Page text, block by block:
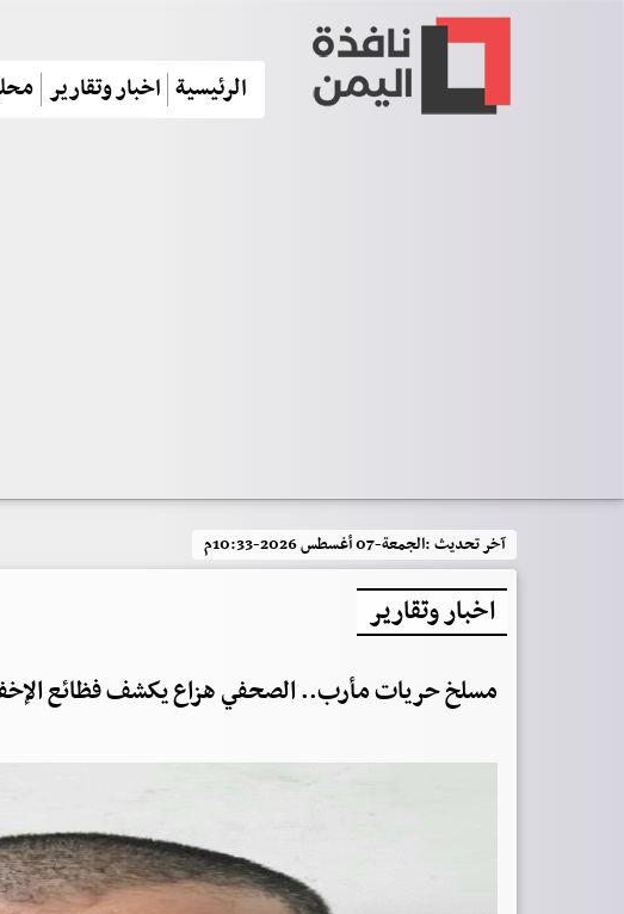
الرئيسية اخبار وتقارير
آخر تحديث :الجمعة-07 أغسطس 2026-10:33م
اخبار وتقارير
مسلخ حريات مأرب.. الصحفي هزاع يكشف فظائع